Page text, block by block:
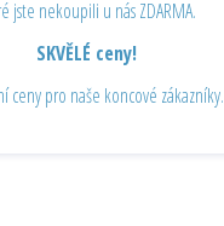
jste nekoupili u nás ZDARMA.
SKVĚLÉ ceny!
ceny pro naše koncové zákazníky.